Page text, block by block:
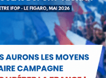
du pouvoir